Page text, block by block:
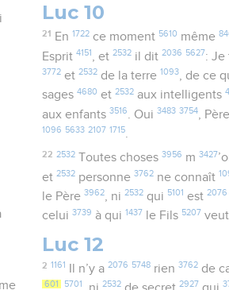
Luc 10
21 En 1722ce moment 5610 même
Esprit4151 , et2532 il dit2036 5627:
3772 et2532 de la terre 1093, de ce
sages4680 et2532 aux intelligents
aux enfants3516 . Oui3483 3754 ,
1096 5633 2107 1715.
22 2532Toutes choses 3956 m 3427
et2532 personne3762 ne connaît
le Père3962, ni2532 qui 5101 est2076
celui3739 à qui1437 le Fils 5207
Luc 12
2 1161 Il n’y a 2076 5748rien 3762de
601 5701 2532 2927